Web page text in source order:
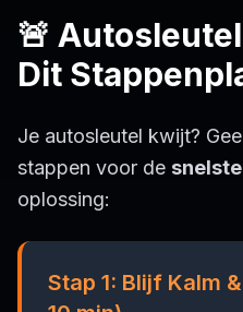
🚨
Dit
Je autosleutel kwijt?
stappen voor de
oplossing:
Stap 1: Blijf Kalm